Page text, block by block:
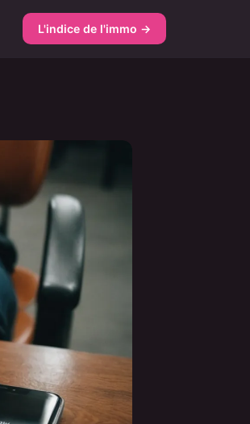
L'indice de l'immo →